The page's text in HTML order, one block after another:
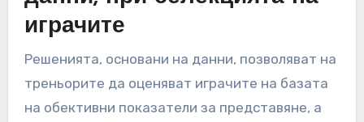
играчите
Решенията, основани на данни, позволяват на
треньорите да оценяват играчите на базата
на обективни показатели за представяне, а